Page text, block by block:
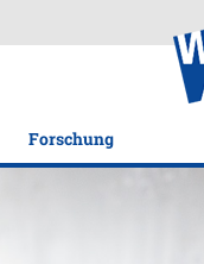
Forschung